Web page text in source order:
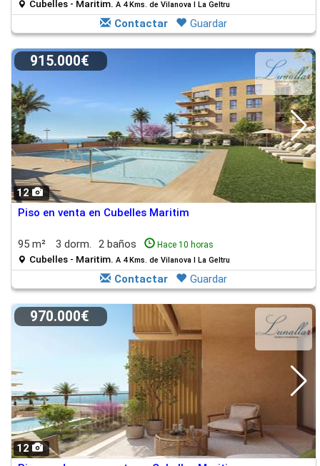
Cubelles - Maritim. A 4 Kms. de Vilanova I La Geltru
Contactar Guardar
12
915.000€
Piso en venta en Cubelles Maritim
95 m² 3 dorm. 2 baños Hace 10 horas
Cubelles - Maritim. A 4 Kms. de Vilanova I La Geltru
Contactar Guardar
12
970.000€